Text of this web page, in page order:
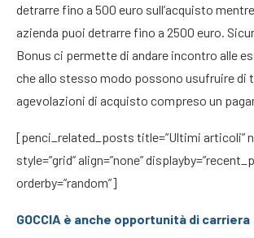
detrarre fino a 500 euro sull’acquisto
azienda puoi detrarre fino a 2500 euro.
Bonus ci permette di andare incontro alle
che allo stesso modo possono usufruire di
agevolazioni di acquisto compreso un
[penci_related_posts title=”Ultimi articoli”
style=”grid” align=”none”
orderby=”random”]
GOCCIA è anche opportunità di carriera